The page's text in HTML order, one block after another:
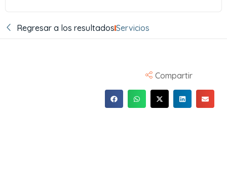
Regresar a los resultadosServicios
Compartir